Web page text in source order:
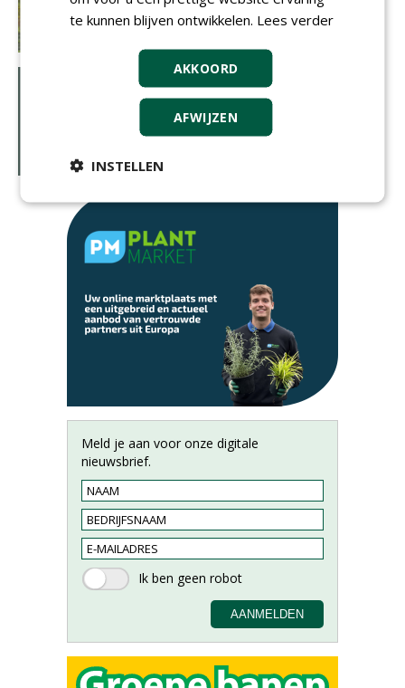
Meld je aan voor onze digitale
nieuwsbrief.
te kunnen blijven ontwikkelen. Lees verder
AKKOORD
AFWIJZEN
INSTELLEN